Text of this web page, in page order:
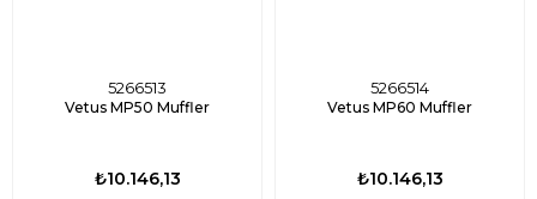
5266513
Vetus MP50 Muffler
₺10.146,13
5266514
Vetus MP60 Muffler
₺10.146,13